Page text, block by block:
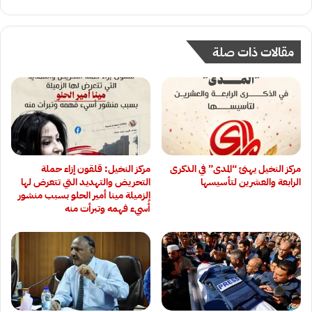
مقالات ذات صلة
مركز النخيل يهنئ “المدى” في الذكرى
الرابعة والعشرين لتأسيسها
مركز النخيل: قلقون إزاء حملة
التحريض والتهديد التي تتعرض لها
الزميلة مينا أمير الحلو بسبب منشور
أُسيء فهمه وتبرأت منه